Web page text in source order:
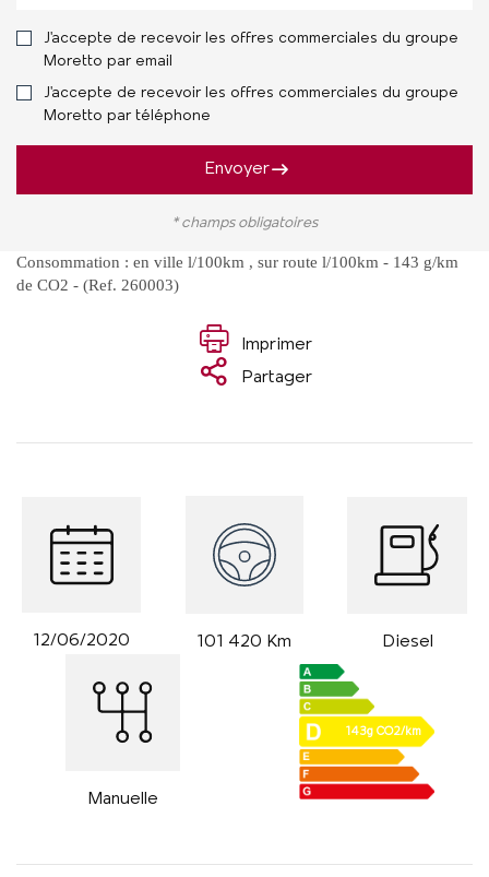
J'accepte de recevoir les offres commerciales du groupe
Moretto par email
J'accepte de recevoir les offres commerciales du groupe
Moretto par téléphone
Envoyer
* champs obligatoires
Consommation : en ville l/100km , sur route l/100km - 143 g/km
de CO2 - (Ref. 260003)
Imprimer
Partager
12/06/2020 101 420 Km Diesel
Manuelle
143g CO2/km